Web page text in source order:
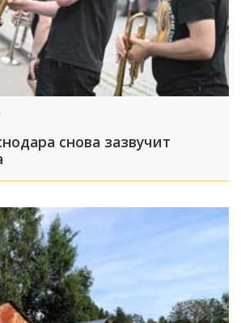
снова зазвучит